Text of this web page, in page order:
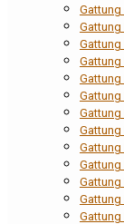
Gattung
Gattung
Gattung
Gattung
Gattung
Gattung
Gattung
Gattung
Gattung